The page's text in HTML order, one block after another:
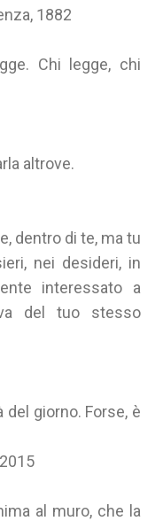
1882
Chi legge, chi
altrove.
dentro di te, ma tu
nei desideri, in
interessato a
del tuo stesso
del giorno. Forse, è
al muro, che la